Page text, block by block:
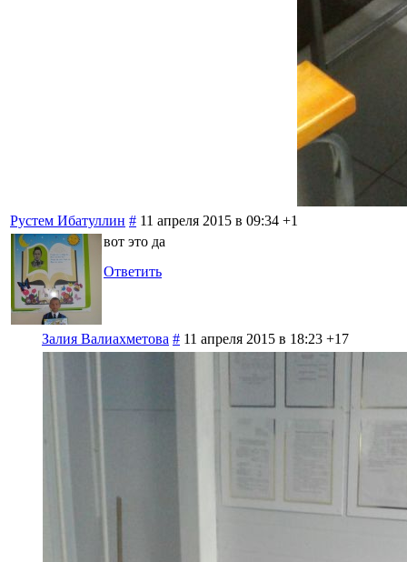
Рустем Ибатуллин # 11 апреля 2015 в 09:34 +1
вот это да
Ответить
Залия Валиахметова # 11 апреля 2015 в 18:23 +17